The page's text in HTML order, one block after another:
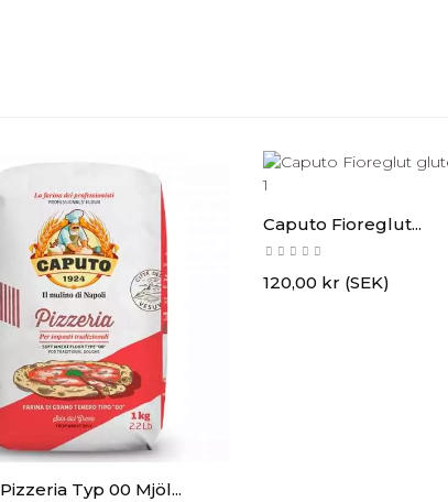
Typ 00 Mjöl...
Caputo Fioreglut...
Pris
120,00 kr (SEK)